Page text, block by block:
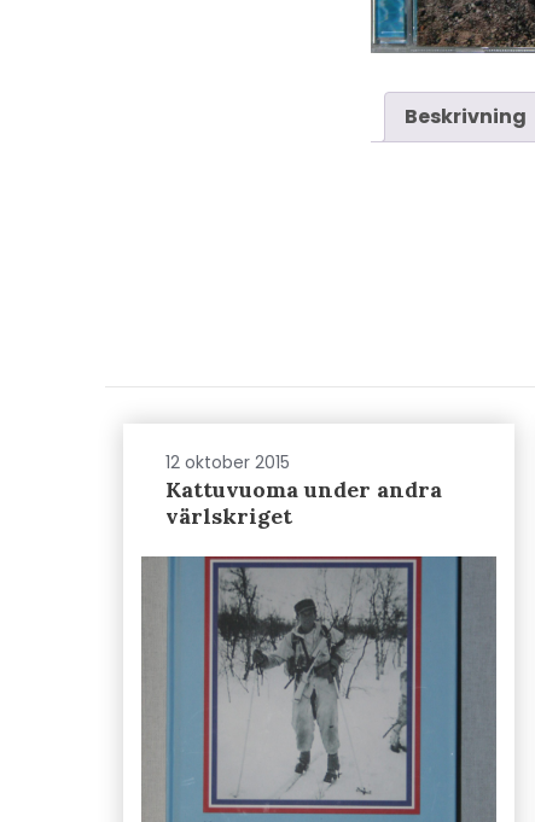
Beskrivning
12 oktober 2015
Kattuvuoma under andra
värlskriget